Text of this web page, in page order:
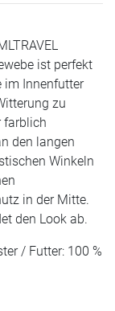
ist perfekt
im Innenfutter
zu
farblich
den langen
Winkeln
in der Mitte.
den Look ab.
/ Futter: 100 %